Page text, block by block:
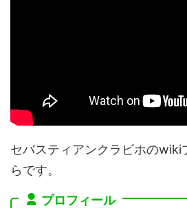
セバスティアンクラビホのwiki
らです。
プロフィール